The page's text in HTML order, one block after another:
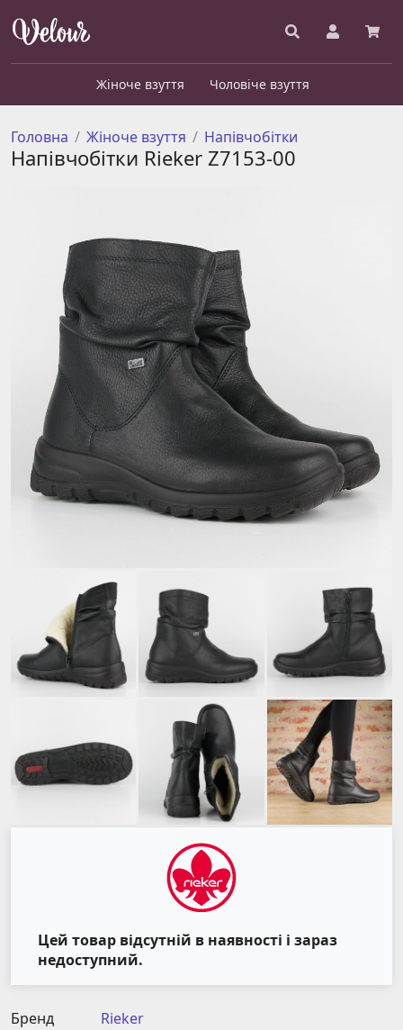
Жіноче взуття Чоловіче взуття
Головна Жіноче взуття Напівчобітки
Напівчобітки Rieker Z7153-00
Цей товар відсутній в наявності і зараз
недоступний.
Бренд
Rieker